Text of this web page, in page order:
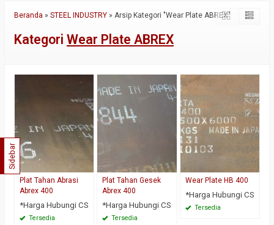
Beranda » STEEL INDUSTRY » Arsip Kategori "Wear Plate ABREX"
Kategori Wear Plate ABREX
Plat Tahan Abrasi
Abrex 400
*Harga Hubungi CS
Tersedia
Plat Tahan Gesek
Abrex 400
*Harga Hubungi CS
Tersedia
Wear Plate HB 400
*Harga Hubungi CS
Tersedia
Sidebar